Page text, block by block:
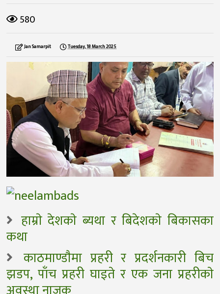
580
Jan Samarpit Tuesday, 18 March 2025
हाम्राे देशकाे ब्यथा र बिदेशकाे बिकासका
कथा
काठमाण्डाैमा प्रहरी र प्रदर्शनकारी बिच
झडप, पाँच प्रहरी घाइते र एक जना प्रहरीकाे